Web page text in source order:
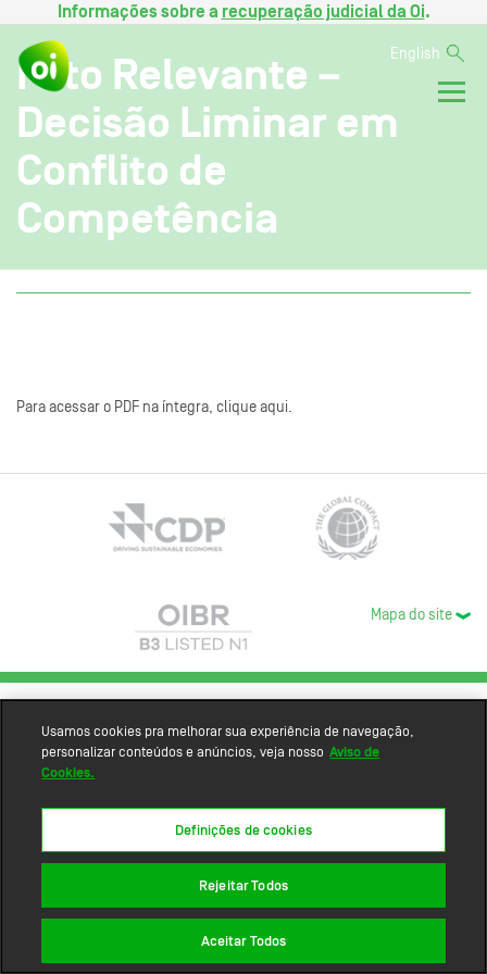
Informações sobre a recuperação judicial da Oi.
English
Fato Relevante –
Decisão Liminar em
Conflito de
Competência
Para acessar o PDF na íntegra, clique aqui.
Mapa do site
Usamos cookies pra melhorar sua experiência de navegação,
personalizar conteúdos e anúncios, veja nosso Aviso de
Cookies.
Definições de cookies
Rejeitar Todos
Aceitar Todos